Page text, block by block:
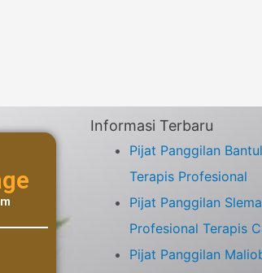
Informasi Terbaru
Pijat Panggilan
Terapis Profesional
Pijat Panggilan
Profesional Terapis
Pijat Panggilan